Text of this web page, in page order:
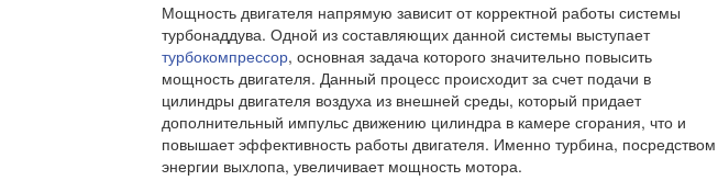
Мощность двигателя напрямую зависит от корректной работы системы
турбонаддува. Одной из составляющих данной системы выступает
турбокомпрессор, основная задача которого значительно повысить
мощность двигателя. Данный процесс происходит за счет подачи в
цилиндры двигателя воздуха из внешней среды, который придает
дополнительный импульс движению цилиндра в камере сгорания, что и
повышает эффективность работы двигателя. Именно турбина, посредством
энергии выхлопа, увеличивает мощность мотора.